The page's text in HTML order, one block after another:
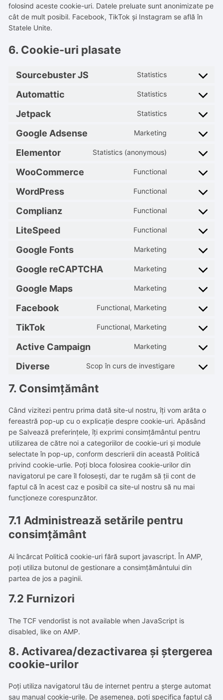
folosind aceste cookie-uri. Datele preluate sunt anonimizate pe
cât de mult posibil. Facebook, TikTok și Instagram se află în
Statele Unite.
6. Cookie-uri plasate
Sourcebuster JS Statistics
Consent
Automattic Statistics
Consent
automattic
Jetpack Statistics
Consent
jetpack
Google Adsense Marketing
Consent
google-
Elementor Statistics (anonymous)
Consent
elementor
WooCommerce Functional
Consent
WordPress Functional
Consent
wordpress
Complianz Functional
Consent
complianz
LiteSpeed Functional
Consent
litespeed
Google Fonts Marketing
Consent
google-
Google reCAPTCHA Marketing
Consent
google-
Google Maps Marketing
Consent
google-
Facebook Functional, Marketing
Consent
facebook
TikTok Functional, Marketing
Consent
tiktok
Active Campaign Marketing
Consent
to
Diverse Scop în curs de investigare
Consent
diverse
7. Consimțământ
Când vizitezi pentru prima dată site-ul nostru, îți vom arăta o
fereastră pop-up cu o explicație despre cookie-uri. Apăsând
pe Salvează preferințele, îți exprimi consimțământul pentru
utilizarea de către noi a categoriilor de cookie-uri și module
selectate în pop-up, conform descrierii din această Politică
privind cookie-urlie. Poți bloca folosirea cookie-urilor din
navigatorul pe care îl folosești, dar te rugăm să ții cont de
faptul că în acest caz e posibil ca site-ul nostru să nu mai
funcționeze corespunzător.
7.1 Administrează setările pentru
consimțământ
Ai încărcat Politică cookie-uri fără suport javascript. În AMP,
poți utiliza butonul de gestionare a consimțământului din
partea de jos a paginii.
7.2 Furnizori
The TCF vendorlist is not available when JavaScript is
disabled, like on AMP.
8. Activarea/dezactivarea și ștergerea
cookie-urilor
Poți utiliza navigatorul tău de internet pentru a șterge automat
sau manual cookie-urile. De asemenea, poți specifica faptul că